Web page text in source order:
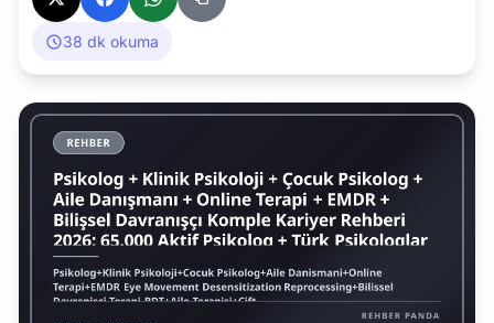
38 dk okuma